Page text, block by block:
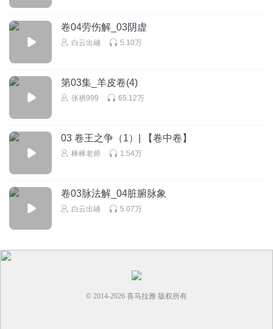
卷04劳伤解_03阴虚
白云出岫 5.10万
第03集_羊皮卷(4)
张祺999 65.12万
03 卷王之争（1）| 【卷中卷】
棒棒老师 1.54万
卷03脉法解_04脏腑脉象
白云出岫 5.07万
© 2014-2026 喜马拉雅 版权所有